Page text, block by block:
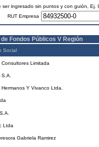
ser ingresado sin puntos y con guión, Ej.
RUT Empresa
Fondos Públicos V Región
Social
Consultores Limitada
Y Vivanco Ltda.
Ltda
Gabriela Ramirez